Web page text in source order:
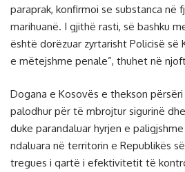
paraprak, konfirmoi se substanca në
marihuanë. I gjithë rasti, së bashku
është dorëzuar zyrtarisht Policisë
e mëtejshme penale”, thuhet në
Dogana e Kosovës e thekson
palodhur për të mbrojtur sigurinë
duke parandaluar hyrjen e
ndaluara në territorin e Republikës
tregues i qartë i efektivitetit të